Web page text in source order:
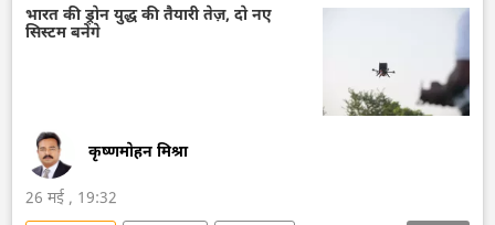
व्लादिमीर पुतिन
रूसी नौसेना
भारत की ड्रोन युद्ध की तैयारी तेज़, दो नए
सिस्टम बनेंगे
कृष्णमोहन मिश्रा
26 मई , 19:32